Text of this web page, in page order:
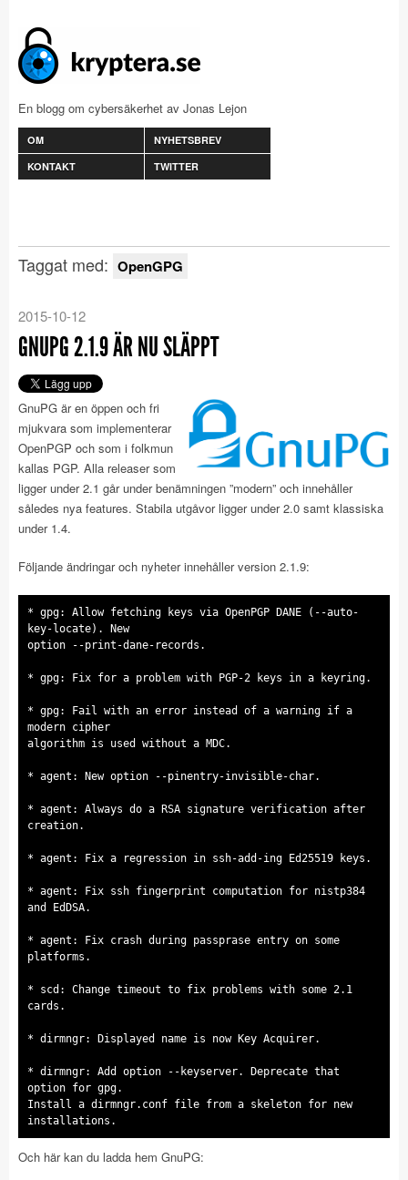
En blogg om cybersäkerhet av Jonas Lejon
OM
NYHETSBREV
KONTAKT
TWITTER
Taggat med: OpenGPG
2015-10-12
GNUPG 2.1.9 ÄR NU SLÄPPT
GnuPG är en öppen och fri
mjukvara som implementerar
OpenPGP och som i folkmun
kallas PGP. Alla releaser som
ligger under 2.1 går under benämningen ”modern” och innehåller
således nya features. Stabila utgåvor ligger under 2.0 samt klassiska
under 1.4.
Följande ändringar och nyheter innehåller version 2.1.9:
* gpg: Allow fetching keys via OpenPGP DANE (--auto-
key-locate). New
option --print-dane-records.
* gpg: Fix for a problem with PGP-2 keys in a keyring.
* gpg: Fail with an error instead of a warning if a
modern cipher
algorithm is used without a MDC.
* agent: New option --pinentry-invisible-char.
* agent: Always do a RSA signature verification after
creation.
* agent: Fix a regression in ssh-add-ing Ed25519 keys.
* agent: Fix ssh fingerprint computation for nistp384
and EdDSA.
* agent: Fix crash during passprase entry on some
platforms.
* scd: Change timeout to fix problems with some 2.1
cards.
* dirmngr: Displayed name is now Key Acquirer.
* dirmngr: Add option --keyserver. Deprecate that
option for gpg.
Install a dirmngr.conf file from a skeleton for new
installations.
Och här kan du ladda hem GnuPG: